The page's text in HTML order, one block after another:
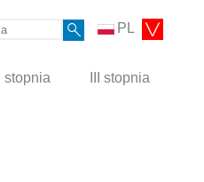
PL
II stopnia III stopnia